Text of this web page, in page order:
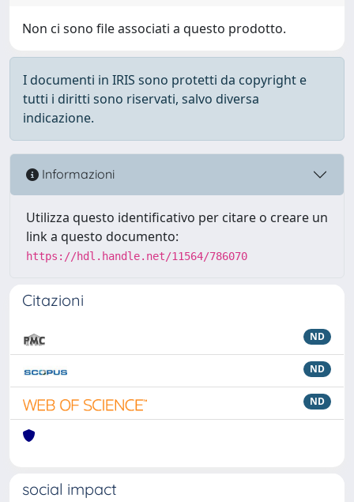
Non ci sono file associati a questo prodotto.
I documenti in IRIS sono protetti da copyright e
tutti i diritti sono riservati, salvo diversa
indicazione.
Informazioni
Utilizza questo identificativo per citare o creare un
link a questo documento:
https://hdl.handle.net/11564/786070
Citazioni
ND
ND
ND
social impact